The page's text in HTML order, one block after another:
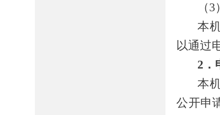
（3
本
以通过
2．
本
公开申